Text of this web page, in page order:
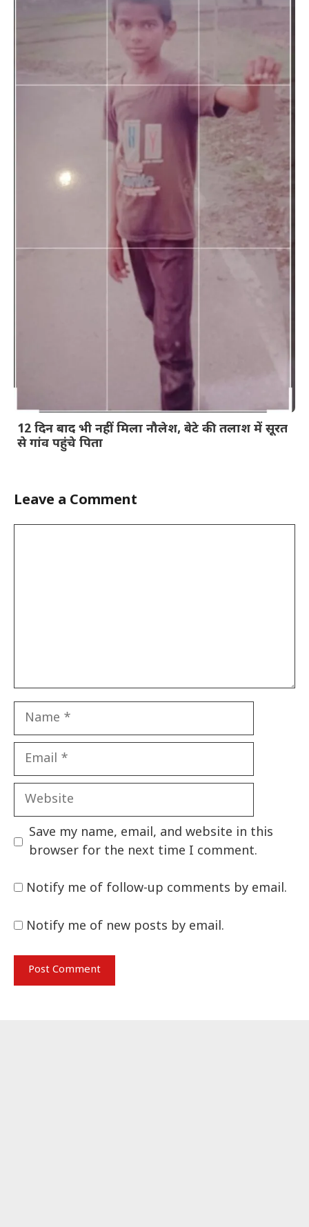
12 दिन बाद भी नहीं मिला नौलेश, बेटे की तलाश में सूरत
से गांव पहुंचे पिता
Leave a Comment
Name
Email
Website
Save my name, email, and website in this
browser for the next time I comment.
Notify me of follow-up comments by email.
Notify me of new posts by email.